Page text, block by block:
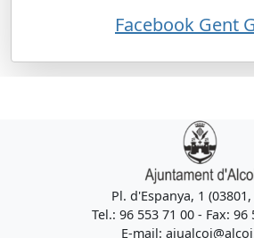
Facebook Gent
Pl. d'Espanya, 1
Tel.: 96 553 71 00 - Fax: 96
E-mail: